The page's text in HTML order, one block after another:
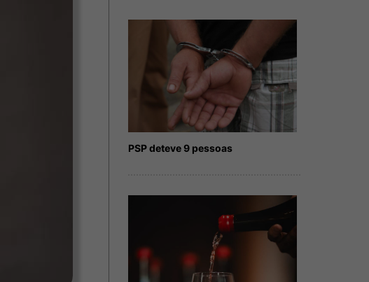
PSP deteve 9 pessoas